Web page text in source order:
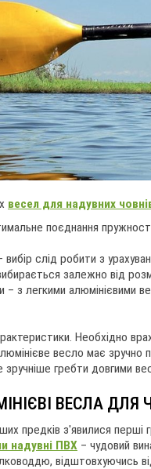
весел для надувних
поєднання
вибір слід робити з
залежно від
з легкими алюмінієвими
Необхідно
весло має зручно
гребти довгими
ВЕСЛА ДЛЯ
предків з'явилися перші
надувні ПВХ – чудовий
відштовхуючись